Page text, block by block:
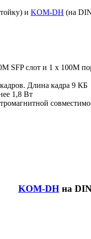
и KOM-DH (на
SFP слот и 1 x 100M
Длина кадра 9 КБ
1,8 Вт
KOM-DHна